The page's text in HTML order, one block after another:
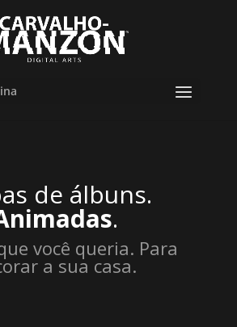
de álbuns.
.
você queria. Para
a sua casa.